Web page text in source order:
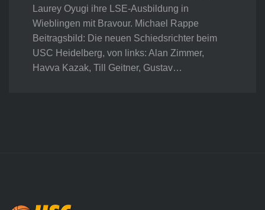
Laurey Oyugi ihre LSE-Ausbildung in
Wieblingen mit Bravour. Michael Rappe
Beitragsbild: Die neuen Schiedsrichter beim
USC Heidelberg, von links: Alan Zimmer,
Havva Kazak, Till Geitner, Gustav…